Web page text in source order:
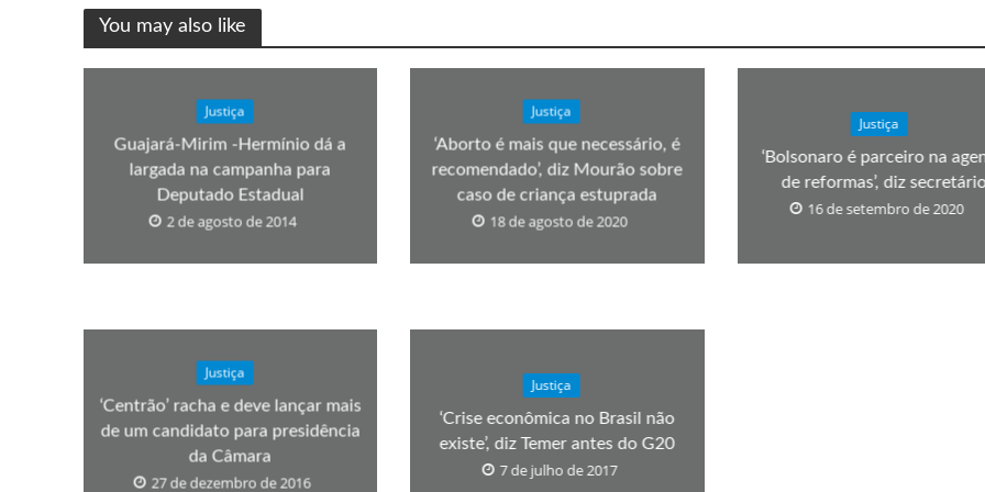
You may also like
Justiça
Guajará-Mirim -Hermínio dá a
largada na campanha para
Deputado Estadual
2 de agosto de 2014
Justiça
‘Aborto é mais que necessário, é
recomendado’, diz Mourão sobre
caso de criança estuprada
18 de agosto de 2020
Justiça
‘Bolsonaro é parceiro na
de reformas’, diz
16 de setembro de 2020
Justiça
‘Centrão’ racha e deve lançar mais
de um candidato para presidência
da Câmara
27 de dezembro de 2016
Justiça
‘Crise econômica no Brasil não
existe’, diz Temer antes do G20
7 de julho de 2017